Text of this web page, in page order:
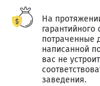
На
потраченные
написанной
вас не
заведения.